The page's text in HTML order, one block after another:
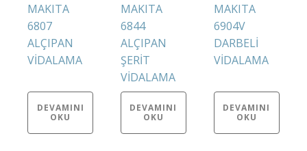
MAKITA
6807
ALÇIPAN
VİDALAMA
DEVAMINI
OKU
MAKITA
6844
ALÇIPAN
ŞERİT
VİDALAMA
DEVAMINI
OKU
MAKITA
6904V
DARBELİ
VİDALAMA
DEVAMINI
OKU